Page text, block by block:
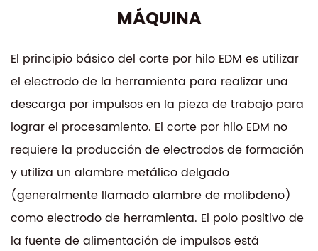
MÁQUINA
El principio básico del corte por hilo EDM es utilizar
el electrodo de la herramienta para realizar una
descarga por impulsos en la pieza de trabajo para
lograr el procesamiento. El corte por hilo EDM no
requiere la producción de electrodos de formación
y utiliza un alambre metálico delgado
(generalmente llamado alambre de molibdeno)
como electrodo de herramienta. El polo positivo de
la fuente de alimentación de impulsos está